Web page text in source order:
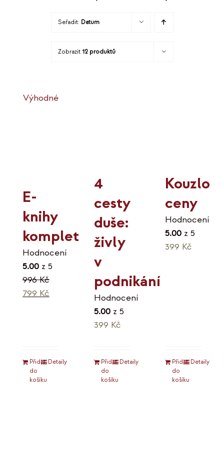
Seřadit: Datum
Zobrazit 12 produktů
Výhodné
E-
knihy
komplet
Hodnocení
5.00 z 5
996Kč
Původní
799 Kč
Přidat
do
košíku
Detaily
4
cesty
duše:
živly
v
podnikání
Hodnocení
5.00z 5
399 Kč
Přidat
do
košíku
Detaily
Kouzlo
ceny
Hodnocení
5.00 z 5
399 Kč
Přidat
do
košíku
Detaily